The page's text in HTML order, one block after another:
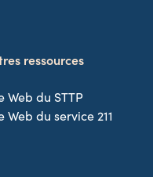
ressources
Web du STTP
Web du service 211